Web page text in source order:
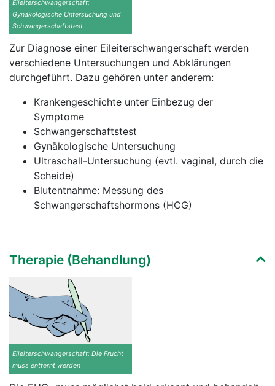
Eileiterschwangerschaft:
Gynäkologische Untersuchung und
Schwangerschaftstest
Zur Diagnose einer Eileiterschwangerschaft werden
verschiedene Untersuchungen und Abklärungen
durchgeführt. Dazu gehören unter anderem:
Krankengeschichte unter Einbezug der
Symptome
Schwangerschaftstest
Gynäkologische Untersuchung
Ultraschall-Untersuchung (evtl. vaginal, durch die
Scheide)
Blutentnahme: Messung des
Schwangerschaftshormons (HCG)
Therapie (Behandlung)
Eileiterschwangerschaft: Die Frucht
muss entfernt werden